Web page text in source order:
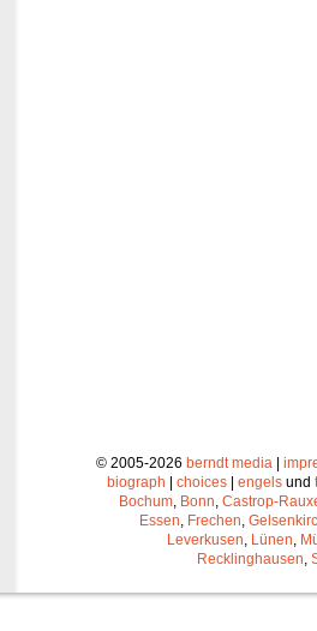
© 2005-2026 berndt media |
biograph | choices | engels und
Bochum Bonn Castrop-
Essen Frechen
Leverkusen Lünen
Recklinghausen